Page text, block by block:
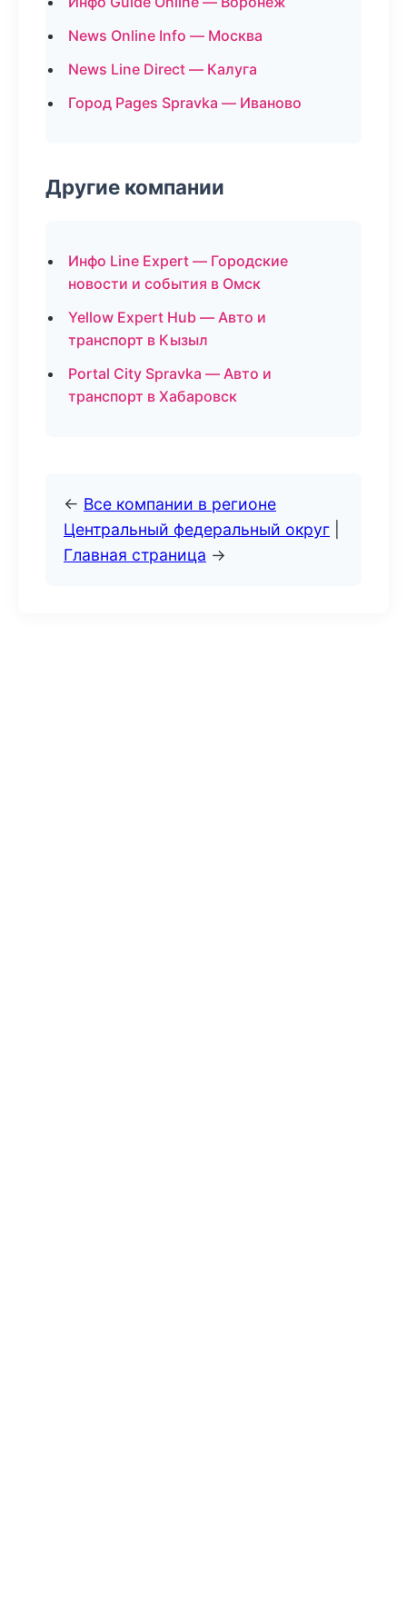
News Online Info — Москва
News Line Direct — Калуга
Город Pages Spravka — Иваново
Другие компании
Инфо Line Expert — Городские
новости и события в Омск
Yellow Expert Hub — Авто и
транспорт в Кызыл
Portal City Spravka — Авто и
транспорт в Хабаровск
← Все компании в регионе
Центральный федеральный округ
Главная страница →